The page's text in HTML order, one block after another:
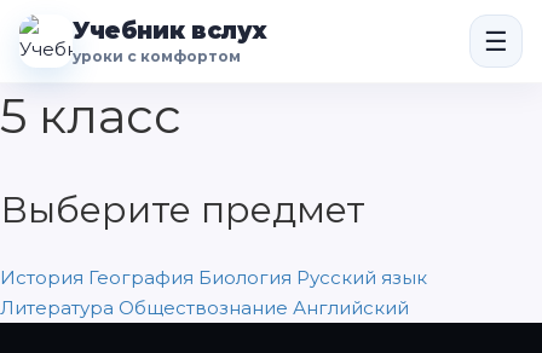
Учебник вслух
уроки с комфортом ☰
5 класс
Выберите предмет
История География Биология Русский язык
Литература Обществознание Английский